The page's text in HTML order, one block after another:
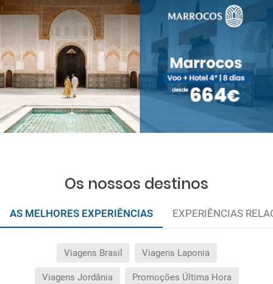
Os nossos destinos
AS MELHORES EXPERIÊNCIAS EXPERIÊNCIAS
Viagens Brasil Viagens Laponia
Viagens Jordânia Promoções Última Hora